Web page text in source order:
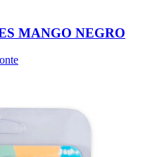
MANGO NEGRO